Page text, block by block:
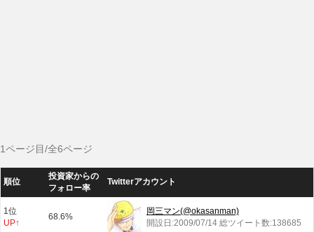
1ページ目/全6ページ
順位
投資家からの
フォロー率
Twitterアカウント
1位
UP↑
68.6%
岡三マン(@okasanman)
開設日:2009/07/14 総ツイート数:138685